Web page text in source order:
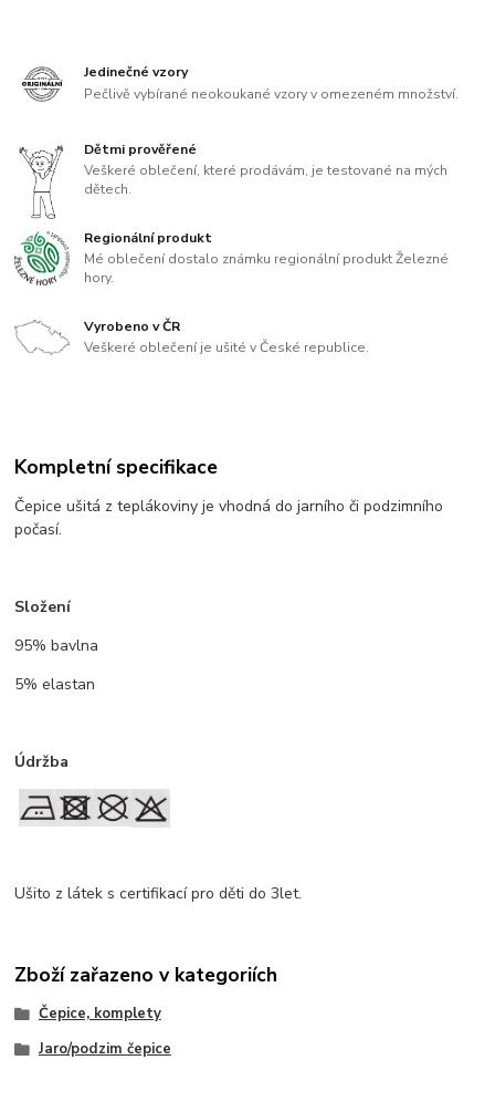
Jedinečné vzory
Pečlivě vybírané neokoukané vzory v omezeném množství.
Dětmi prověřené
Veškeré oblečení, které prodávám, je testované na mých
dětech.
Regionální produkt
Mé oblečení dostalo známku regionální produkt Železné
hory.
Vyrobeno v ČR
Veškeré oblečení je ušité v České republice.
Kompletní specifikace
Čepice ušitá z teplákoviny je vhodná do jarního či podzimního
počasí.
Složení
95% bavlna
5% elastan
Údržba
Ušito z látek s certifikací pro děti do 3let.
Zboží zařazeno v kategoriích
Čepice, komplety
Jaro/podzim čepice